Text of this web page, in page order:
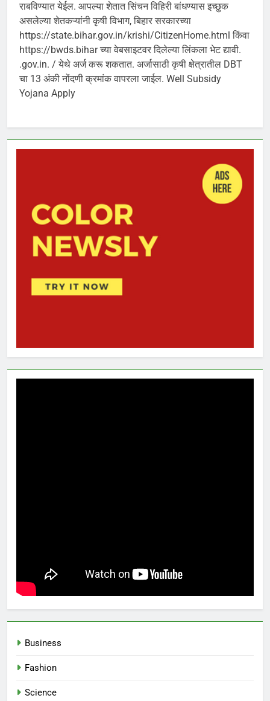
राबविण्यात येईल. आपल्या शेतात सिंचन विहिरी बांधण्यास इच्छुक
असलेल्या शेतकऱ्यांनी कृषी विभाग, बिहार सरकारच्या
https://state.bihar.gov.in/krishi/CitizenHome.html किंवा
https://bwds.bihar च्या वेबसाइटवर दिलेल्या लिंकला भेट द्यावी.
.gov.in. / येथे अर्ज करू शकतात. अर्जासाठी कृषी क्षेत्रातील DBT
चा 13 अंकी नोंदणी क्रमांक वापरला जाईल. Well Subsidy
Yojana Apply
Business
Fashion
Science